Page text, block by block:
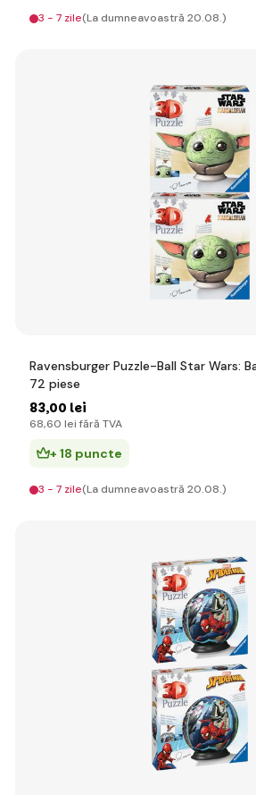
3 - 7 zile(La dumneavoastră 20.08.)
Ravensburger Puzzle-Ball Star Wars:
72 piese
83,00 lei
68,60 lei fără TVA
+ 18 puncte
3 - 7 zile(La dumneavoastră 20.08.)